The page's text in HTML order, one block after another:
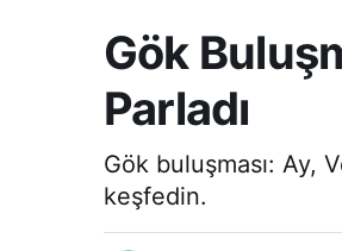
Gök
Parladı
Gök buluşması: Ay,
keşfedin.